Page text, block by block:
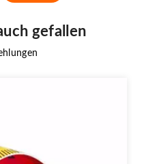
gefallen